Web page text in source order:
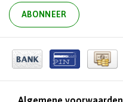
ABONNEER